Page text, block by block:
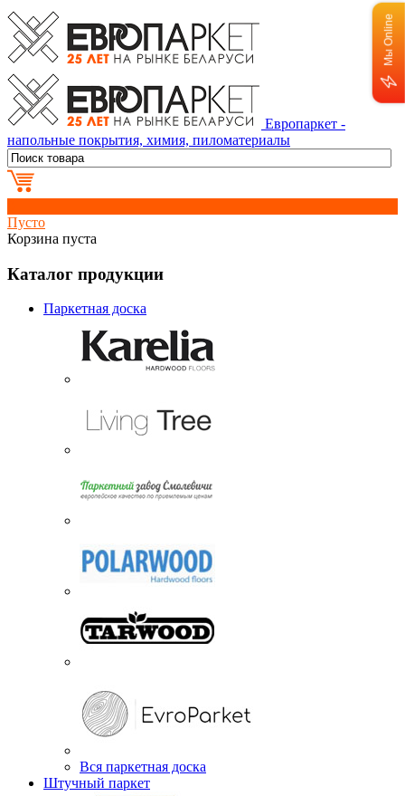
Европаркет -
напольные покрытия, химия, пиломатериалы
Пусто
Корзина пуста
Каталог продукции
Паркетная доска
Вся паркетная доска
Штучный паркет
Мы Online